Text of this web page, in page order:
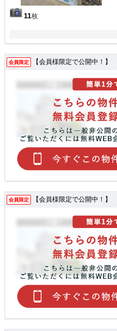
11枚
会員限定 【会員様限定で公開中！】
会員限定 【会員様限定で公開中！】